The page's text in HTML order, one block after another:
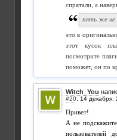
спрятали, а
пять же не
это в
этот кусок
посмотрите
поможет, он по
Witch_You
#20
Привет!
А не
пользователей